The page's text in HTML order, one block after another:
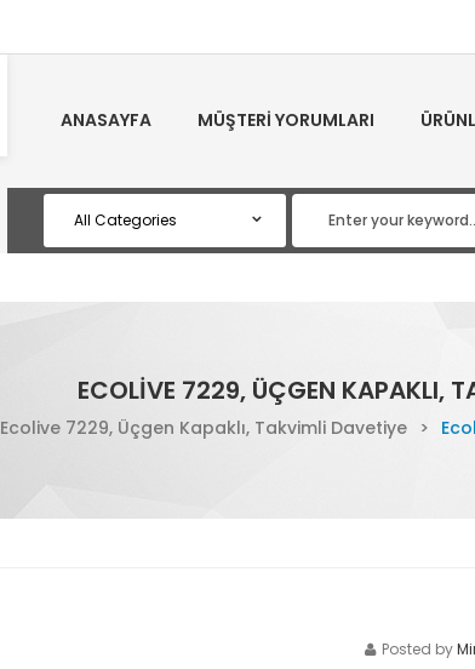
ANASAYFA MÜŞTERI YORUMLARI
ECOLIVE 7229, ÜÇGEN KAPAKLI,
Ecolive 7229, Üçgen Kapaklı, Takvimli Davetiye >
Posted by